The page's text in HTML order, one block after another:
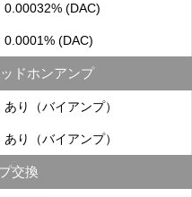
0.00032% (DAC)
0.0001% (DAC)
ドホンアンプ
あり（バイアンプ）
あり（バイアンプ）
交換